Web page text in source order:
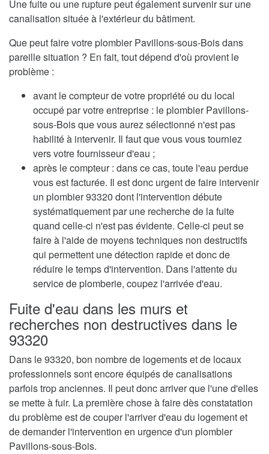
Une fuite ou une rupture peut également survenir sur une
canalisation située à l'extérieur du bâtiment.
Que peut faire votre plombier Pavillons-sous-Bois dans
pareille situation ? En fait, tout dépend d'où provient le
problème :
avant le compteur de votre propriété ou du local
occupé par votre entreprise : le plombier Pavillons-
sous-Bois que vous aurez sélectionné n'est pas
habilité à intervenir. Il faut que vous vous tourniez
vers votre fournisseur d'eau ;
après le compteur : dans ce cas, toute l'eau perdue
vous est facturée. Il est donc urgent de faire intervenir
un plombier 93320 dont l'intervention débute
systématiquement par une recherche de la fuite
quand celle-ci n'est pas évidente. Celle-ci peut se
faire à l'aide de moyens techniques non destructifs
qui permettent une détection rapide et donc de
réduire le temps d'intervention. Dans l'attente du
service de plomberie, coupez l'arrivée d'eau.
Fuite d'eau dans les murs et
recherches non destructives dans le
93320
Dans le 93320, bon nombre de logements et de locaux
professionnels sont encore équipés de canalisations
parfois trop anciennes. Il peut donc arriver que l'une d'elles
se mette à fuir. La première chose à faire dès constatation
du problème est de couper l'arriver d'eau du logement et
de demander l'intervention en urgence d'un plombier
Pavillons-sous-Bois.